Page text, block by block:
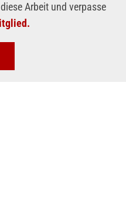
Arbeit und verpasse